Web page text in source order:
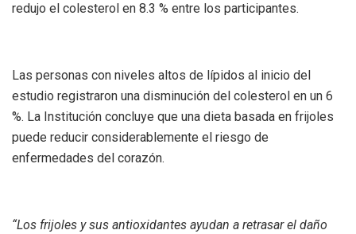
redujo el colesterol en 8.3 % entre los participantes.
Las personas con niveles altos de lípidos al inicio del
estudio registraron una disminución del colesterol en un 6
%. La Institución concluye que una dieta basada en frijoles
puede reducir considerablemente el riesgo de
enfermedades del corazón.
“Los frijoles y sus antioxidantes ayudan a retrasar el daño